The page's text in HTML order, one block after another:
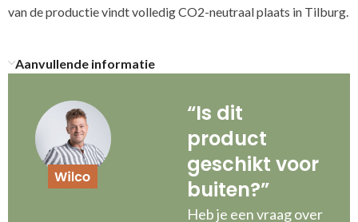
van de productie vindt volledig CO2-neutraal plaats in Tilburg.
Aanvullende informatie
“Is dit
product
geschikt voor
buiten?”
Heb je een vraag over